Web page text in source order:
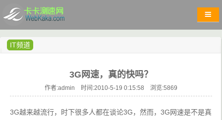
IT频道
3G网速，真的快吗？
作者:admin 时间:2010-5-19 0:15:58 浏览:5869
3G越来越流行，时下很多人都在谈论3G，然而，3G网速是不是真